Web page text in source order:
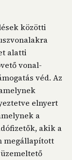
közötti
alatti
vonal-
véd. Az
elnyert
a
akik a
megállapított